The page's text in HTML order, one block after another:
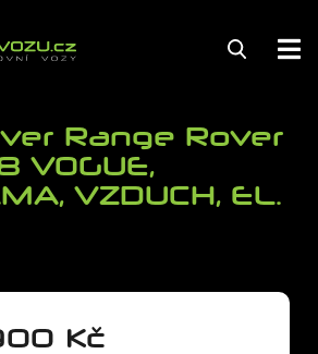
Range Rover
VOGUE,
VZDUCH, EL.
Kč